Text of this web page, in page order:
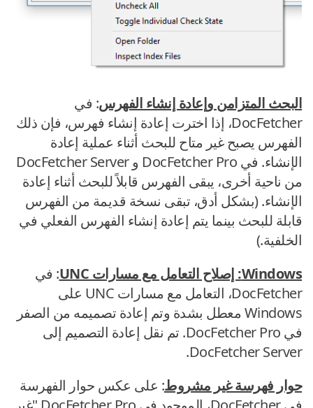
البحث المتزامن وإعادة إنشاء الفهرس: في
DocFetcher، إذا اخترت إعادة إنشاء فهرس، فإن ذلك
الفهرس يصبح غير متاح للبحث أثناء عملية إعادة
الإنشاء. في DocFetcher Pro و DocFetcher Server
من ناحية أخرى، يبقى الفهرس قابلاً للبحث أثناء إعادة
الإنشاء. (بشكل أدق، تبقى نسخة قديمة من الفهرس
قابلة للبحث بينما يتم إعادة إنشاء الفهرس الفعلي في
الخلفية.)
Windows: إصلاح التعامل مع مسارات UNC
: في
DocFetcher، التعامل مع مسارات UNC على
Windows معطل بشدة وتم إعادة تصميمه من الصفر
في DocFetcher Pro. تم نقل إعادة التصميم إلى
DocFetcher Server.
حوار فهرسة غير مشروط: على عكس حوار الفهرسة